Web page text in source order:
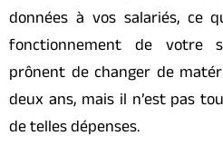
données à vos salariés, ce
fonctionnement de votre
prônent de changer de
deux ans, mais il n’est pas
de telles dépenses.